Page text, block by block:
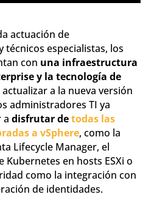
actuación de
técnicos especialistas, los
con una infraestructura
y la tecnología de
a la nueva versión
administradores TI ya
a disfrutar detodas las
a vSphere, como la
Lifecycle Manager, el
en hosts ESXi o
como la integración con
de identidades.